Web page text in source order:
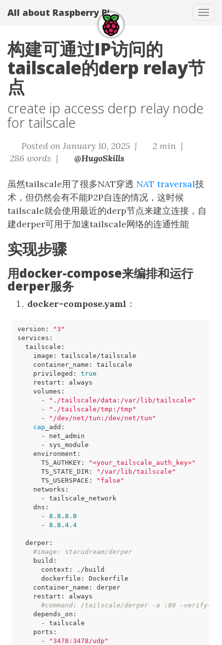
All about Raspberry Pi
构建可通过IP访问的
tailscale的derp relay节
点
create ip access derp relay node
for tailscale
Posted on January 10, 2025 |
2 min |
286 words |
@HugoSkills
虽然tailscale用了很多NAT穿透 NAT traversal技
术，但仍然会有不能P2P自连的情况，这时候
tailscale就会使用最近的derp节点来建立连接，自
建derper可用于加速tailscale网络的连通性能
实现步骤
用docker-compose来编排和运行
derper服务
docker-compose.yaml ：
version:
"3"
    privileged:
true
      -
"./tailscale/data:/var/lib/tailscale"
      -
"./tailscale/tmp:/tmp"
      -
"/dev/net/tun:/dev/net/tun"
cap
      TS_AUTHKEY:
"<your_tailscale_auth_key>"
      TS_STATE_DIR:
"/var/lib/tailscale"
      TS_USERSPACE:
"false"
      -
8.8 . 8.8
      -
8.8 . 4.4
#image: starudream/derper
    container_name: derper
#command: /tailscale/derper -a :80 -verify-
      -
"3478:3478/udp"